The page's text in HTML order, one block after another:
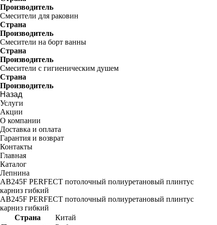
Производитель
Смесители для раковин
Страна
Производитель
Смесители на борт ванны
Страна
Производитель
Смесители с гигиеническим душем
Страна
Производитель
Назад
Услуги
Акции
О компании
Доставка и оплата
Гарантия и возврат
Контакты
Главная
Каталог
Лепнина
AB245F PERFECT потолочный полиуретановый плинтус
карниз гибкий
AB245F PERFECT потолочный полиуретановый плинтус
карниз гибкий
Страна
Китай